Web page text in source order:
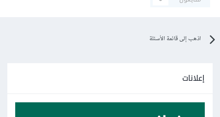
اذهب إلى قائمة الأسئلة
إعلانات